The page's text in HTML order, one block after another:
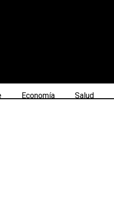
Economía Salud